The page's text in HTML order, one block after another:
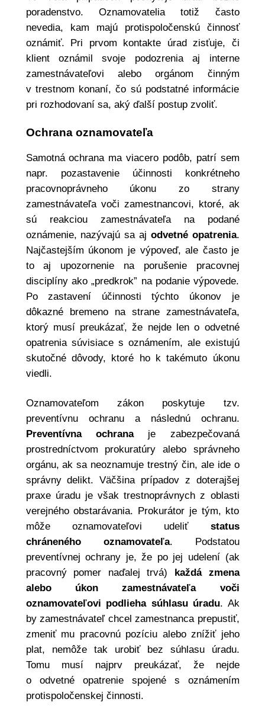
poradenstvo. Oznamovatelia totiž často
nevedia, kam majú protispoločenskú činnosť
oznámiť. Pri prvom kontakte úrad zisťuje, či
klient oznámil svoje podozrenia aj interne
zamestnávateľovi alebo orgánom činným
v trestnom konaní, čo sú podstatné informácie
pri rozhodovaní sa, aký ďalší postup zvoliť.
Ochrana oznamovateľa
Samotná ochrana ma viacero podôb, patrí sem
napr. pozastavenie účinnosti konkrétneho
pracovnoprávneho úkonu zo strany
zamestnávateľa voči zamestnancovi, ktoré, ak
sú reakciou zamestnávateľa na podané
oznámenie, nazývajú sa aj odvetné opatrenia.
Najčastejším úkonom je výpoveď, ale často je
to aj upozornenie na porušenie pracovnej
disciplíny ako „predkrok” na podanie výpovede.
Po zastavení účinnosti týchto úkonov je
dôkazné bremeno na strane zamestnávateľa,
ktorý musí preukázať, že nejde len o odvetné
opatrenia súvisiace s oznámením, ale existujú
skutočné dôvody, ktoré ho k takémuto úkonu
viedli.
Oznamovateľom zákon poskytuje tzv.
preventívnu ochranu a následnú ochranu.
Preventívna ochranaje zabezpečovaná
prostredníctvom prokuratúry alebo správneho
orgánu, ak sa neoznamuje trestný čin, ale ide o
správny delikt. Väčšina prípadov z doterajšej
praxe úradu je však trestnoprávnych z oblasti
verejného obstarávania. Prokurátor je tým, kto
môže oznamovateľovi udeliť status
chráneného oznamovateľa. Podstatou
preventívnej ochrany je, že po jej udelení (ak
pracovný pomer naďalej trvá) každá zmena
alebo úkon zamestnávateľa voči
oznamovateľovi podlieha súhlasu úradu. Ak
by zamestnávateľ chcel zamestnanca prepustiť,
zmeniť mu pracovnú pozíciu alebo znížiť jeho
plat, nemôže tak urobiť bez súhlasu úradu.
Tomu musí najprv preukázať, že nejde
o odvetné opatrenie spojené s oznámením
protispoločenskej činnosti.